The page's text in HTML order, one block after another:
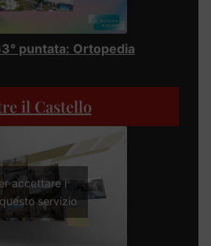
puntata: Ortopedia
il Castello
accettare i
servizio